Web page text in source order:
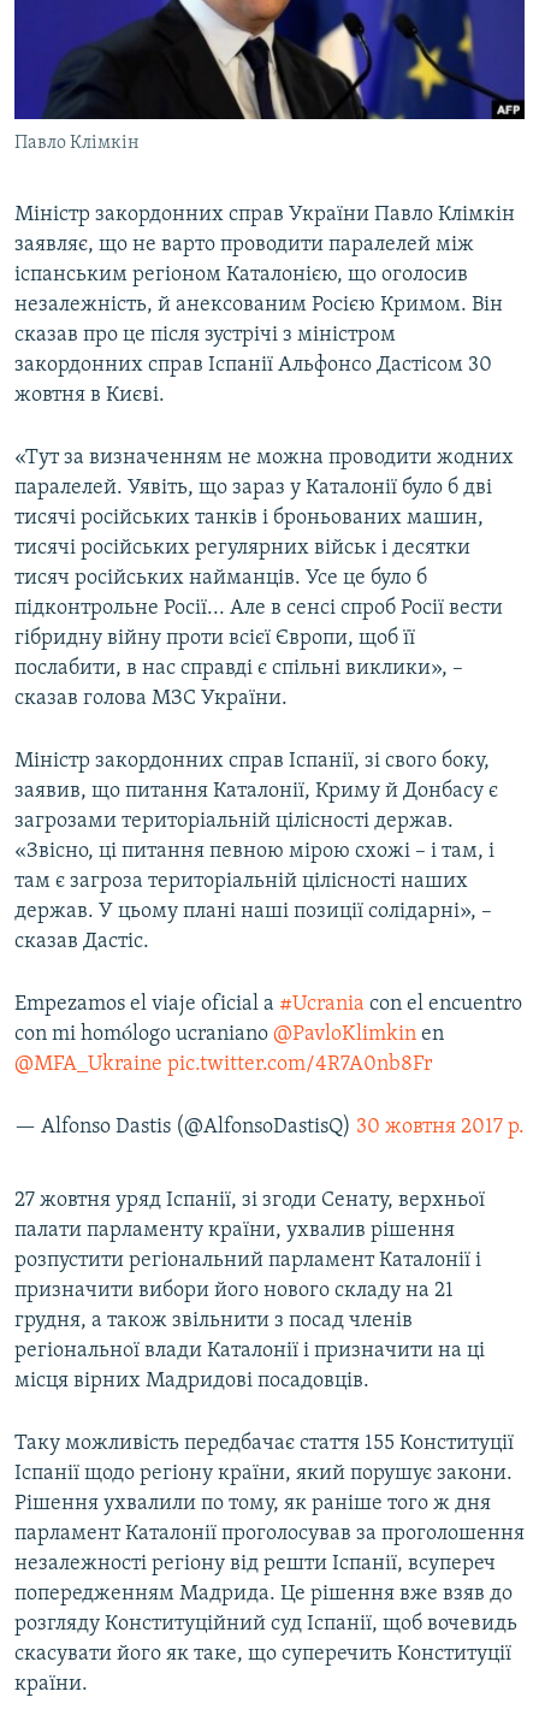
ВІДЕОУРОКИ «ELIFBE»
СВІДЧЕННЯ ОКУПАЦІЇ
УКРАЇНСЬКА ПРОБЛЕМА КРИМУ
ІНФОГРАФІКА
Русский
Qırımtatar
ДОЛУЧАЙСЯ!
Усі сайти RFE/RL
Павло Клімкін
Міністр закордонних справ України Павло Клімкін
заявляє, що не варто проводити паралелей між
іспанським регіоном Каталонією, що оголосив
незалежність, й анексованим Росією Кримом. Він
сказав про це після зустрічі з міністром
закордонних справ Іспанії Альфонсо Дастісом 30
жовтня в Києві.
«Тут за визначенням не можна проводити жодних
паралелей. Уявіть, що зараз у Каталонії було б дві
тисячі російських танків і броньованих машин,
тисячі російських регулярних військ і десятки
тисяч російських найманців. Усе це було б
підконтрольне Росії... Але в сенсі спроб Росії вести
гібридну війну проти всієї Європи, щоб її
послабити, в нас справді є спільні виклики», –
сказав голова МЗС України.
Міністр закордонних справ Іспанії, зі свого боку,
заявив, що питання Каталонії, Криму й Донбасу є
загрозами територіальній цілісності держав.
«Звісно, ці питання певною мірою схожі – і там, і
там є загроза територіальній цілісності наших
держав. У цьому плані наші позиції солідарні», –
сказав Дастіс.
Empezamos el viaje oficial a #Ucrania con el encuentro
con mi homólogo ucraniano @PavloKlimkin en
@MFA_Ukraine pic.twitter.com/4R7A0nb8Fr
— Alfonso Dastis (@AlfonsoDastisQ) 30 жовтня 2017 р.
27 жовтня уряд Іспанії, зі згоди Сенату, верхньої
палати парламенту країни, ухвалив рішення
розпустити регіональний парламент Каталонії і
призначити вибори його нового складу на 21
грудня, а також звільнити з посад членів
регіональної влади Каталонії і призначити на ці
місця вірних Мадридові посадовців.
Таку можливість передбачає стаття 155 Конституції
Іспанії щодо регіону країни, який порушує закони.
Рішення ухвалили по тому, як раніше того ж дня
парламент Каталонії проголосував за проголошення
незалежності регіону від решти Іспанії, всупереч
попередженням Мадрида. Це рішення вже взяв до
розгляду Конституційний суд Іспанії, щоб вочевидь
скасувати його як таке, що суперечить Конституції
країни.